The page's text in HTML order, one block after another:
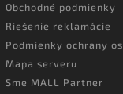
Obchodné podmienky
Riešenie reklamácie
Podmienky ochrany
Mapa serveru
Sme MALL Partner